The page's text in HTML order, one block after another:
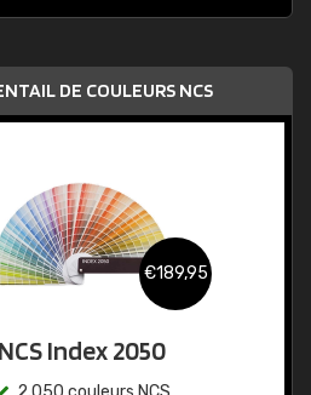
DE COULEURS NCS
€189,95
NCS Index 2050